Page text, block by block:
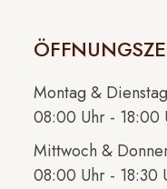
Montag & Dienstag
08:00 Uhr - 18:00
Mittwoch &
08:00 Uhr - 18:30